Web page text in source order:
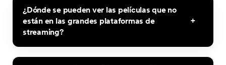
¿Dónde se pueden ver las películas que no
están en las grandes plataformas de
streaming?